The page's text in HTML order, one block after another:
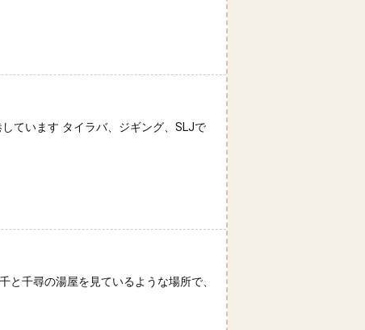
ています タイラバ、ジギング、SLJで
千尋の湯屋を見ているような場所で、